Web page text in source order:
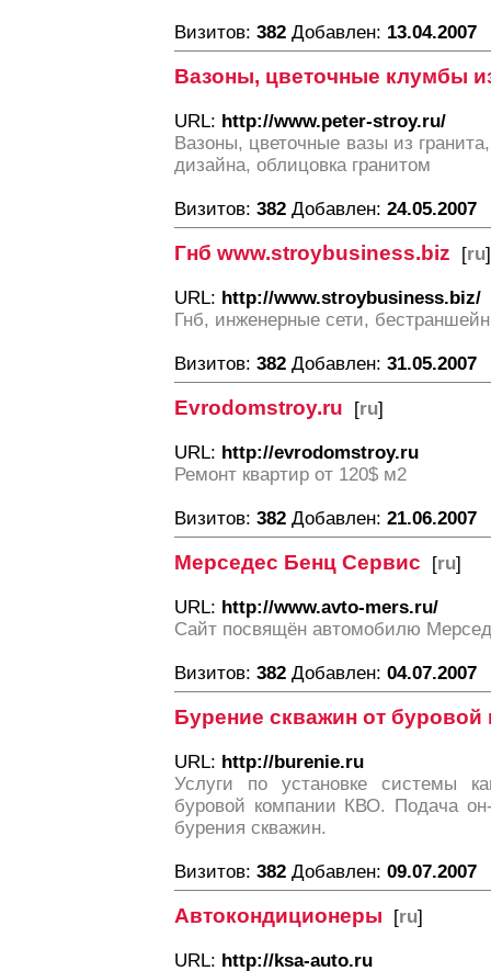
Визитов: 382 Добавлен: 13.04.2007
Вазоны, цветочные клумбы
URL: http://www.peter-stroy.ru/
Вазоны, цветочные вазы из
дизайна, облицовка гранитом
Визитов: 382 Добавлен: 24.05.2007
Гнб www.stroybusiness.biz [ru]
URL: http://www.stroybusiness.biz/
Гнб, инженерные сети,
Визитов: 382 Добавлен: 31.05.2007
Evrodomstroy.ru [ru]
URL: http://evrodomstroy.ru
Ремонт квартир от 120$ м2
Визитов: 382 Добавлен: 21.06.2007
Мерседес Бенц Сервис [ru]
URL: http://www.avto-mers.ru/
Сайт посвящён автомобилю
Визитов: 382 Добавлен: 04.07.2007
Бурение скважин от
URL: http://burenie.ru
Услуги по установке системы
буровой компании КВО. Подача
бурения скважин.
Визитов: 382 Добавлен: 09.07.2007
Автокондиционеры [ru]
URL: http://ksa-auto.ru